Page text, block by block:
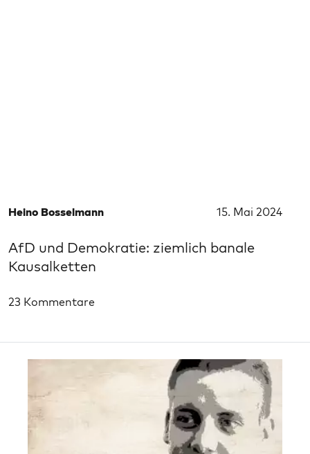
Heino Bosselmann 15. Mai 2024
AfD und Demokratie: ziemlich banale
Kausalketten
23 Kommentare